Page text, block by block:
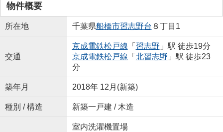
物件概要
所在地 千葉県船橋市習志野台 ８丁目1
交通
京成電鉄松戸線 「 習志野 」駅 徒歩19分
京成電鉄松戸線 「 北習志野 」駅 徒歩23
分
築年月 2018年 12月(新築)
種別 / 構造 新築一戸建 / 木造
室内洗濯機置場